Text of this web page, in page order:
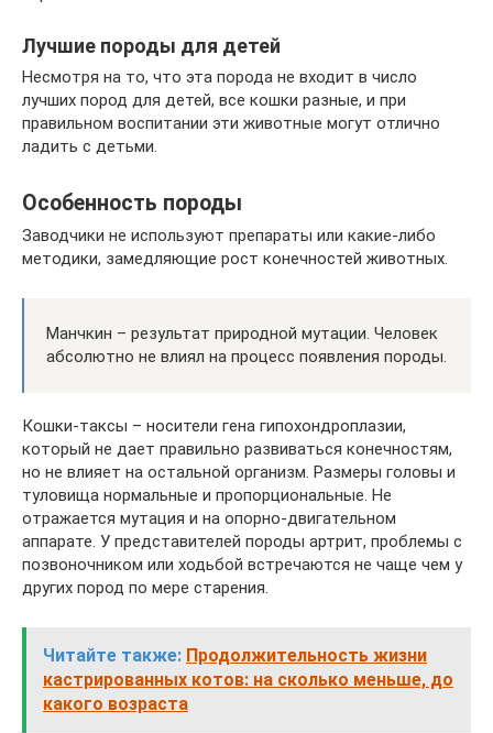
Лучшие породы для детей
Несмотря на то, что эта порода не входит в число
лучших пород для детей, все кошки разные, и при
правильном воспитании эти животные могут отлично
ладить с детьми.
Особенность породы
Заводчики не используют препараты или какие-либо
методики, замедляющие рост конечностей животных.
Манчкин – результат природной мутации. Человек
абсолютно не влиял на процесс появления породы.
Кошки-таксы – носители гена гипохондроплазии,
который не дает правильно развиваться конечностям,
но не влияет на остальной организм. Размеры головы и
туловища нормальные и пропорциональные. Не
отражается мутация и на опорно-двигательном
аппарате. У представителей породы артрит, проблемы с
позвоночником или ходьбой встречаются не чаще чем у
других пород по мере старения.
Читайте также: Продолжительность жизни
кастрированных котов: на сколько меньше, до
какого возраста